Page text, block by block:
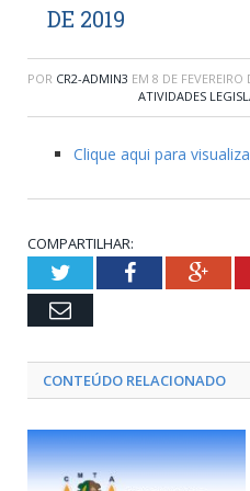
DE 2019
POR CR2-ADMIN3 EM 8 DE FEVEREIRO
ATIVIDADES
Clique aqui para
COMPARTILHAR:
TwitterFacebook
Email
CONTEÚDO RELACIONADO